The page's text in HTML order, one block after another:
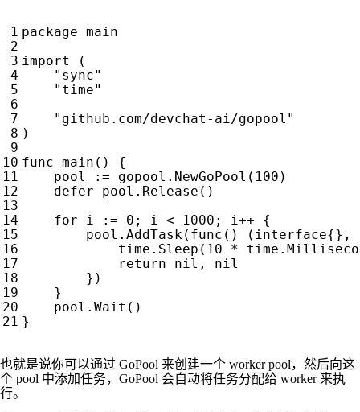
package main
import
(
"sync"
"time"
"github.com/devchat-ai/gopool"
)
func main ()
{
pool
:= gopool . NewGoPool ( 100 )
defer
pool . Release ()
for
i := 0 ; i < 1000 ; i++
{
pool . AddTask( func () ( interface{},
time . Sleep ( 10 * time .
return
nil ,
nil
})
}
pool . Wait ()
}
也就是说你可以通过 GoPool 来创建一个 worker pool，然后向这
个 pool 中添加任务，GoPool 会自动将任务分配给 worker 来执
行。